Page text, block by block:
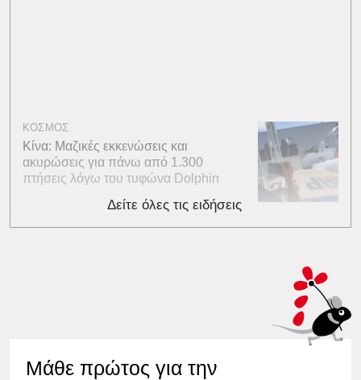
ΚΟΣΜΟΣ
Κίνα: Μαζικές εκκενώσεις και
ακυρώσεις για πάνω από 1.300
πτήσεις λόγω του τυφώνα Dolphin
Δείτε όλες τις ειδήσεις
Μάθε πρώτος για την